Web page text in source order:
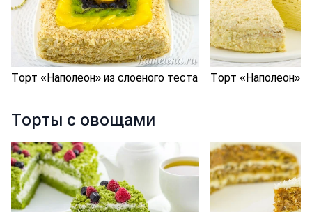
Торт «Наполеон» из слоеного теста Торт «Наполеон»
Торты с овощами